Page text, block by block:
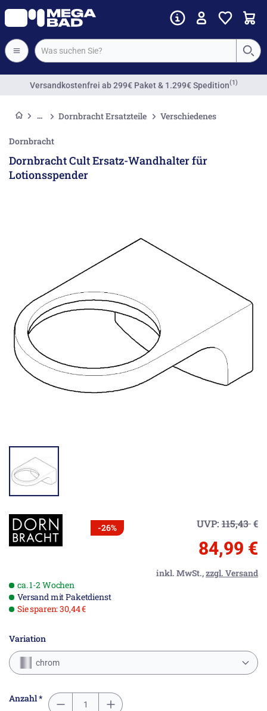
Versandkostenfrei ab 299€ Paket & 1.299€ Spedition(1)
Dornbracht Ersatzteile Verschiedenes
Dornbracht
Dornbracht Cult Ersatz-Wandhalter für
Lotionsspender
-26% UVP: 115,43€
84,99 €
inkl. MwSt.,zzgl. Versand
ca. 1-2 Wochen
Versand mit Paketdienst
Sie sparen: 30,44 €
Variation
chrom
Anzahl *